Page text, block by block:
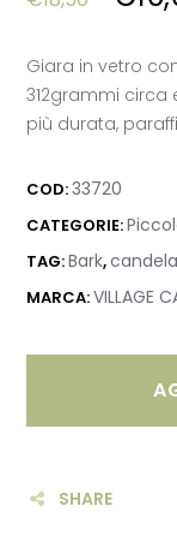
Giara in vetro
312grammi circa
più durata,
COD:33720
CATEGORIE:
TAG:Bark,
MARCA:VILLAGE
SHARE